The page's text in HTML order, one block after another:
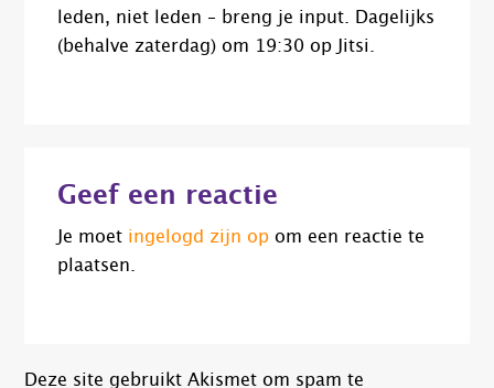
leden, niet leden – breng je input. Dagelijks
(behalve zaterdag) om 19:30 op Jitsi.
Interacties
Geef een reactie
Je moet ingelogd zijn op om een reactie te
plaatsen.
Deze site gebruikt Akismet om spam te